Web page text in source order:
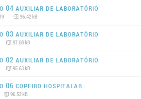
AUXILIAR DE LABORATÓRIO
96.42 kB
AUXILIAR DE LABORATÓRIO
97.08 kB
AUXILIAR DE LABORATÓRIO
95.63 kB
COPEIRO HOSPITALAR
96.52 kB